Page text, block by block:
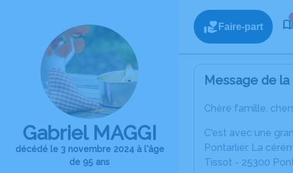
Gabriel MAGGI
décédé le 3 novembre 2024 à l'âge
de 95 ans
Faire-part
Message de
Chère famille,
C'est avec une
Pontarlier. La
Tissot - 25300